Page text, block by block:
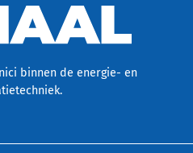
binnen de energie- en